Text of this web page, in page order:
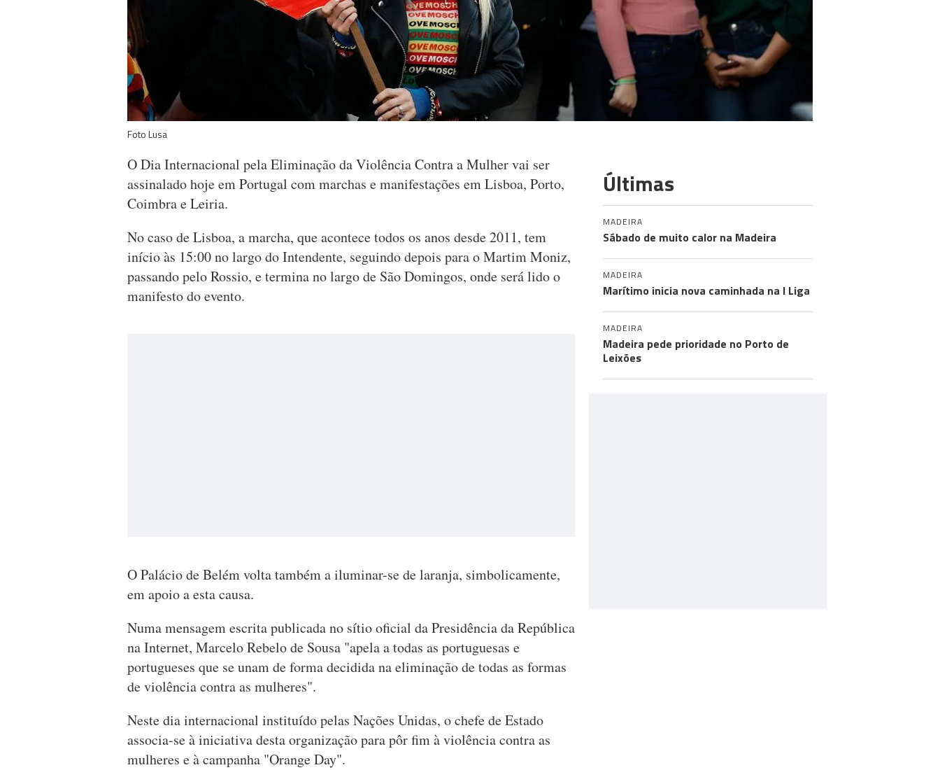
Foto Lusa
O Dia Internacional pela Eliminação da Violência Contra a Mulher vai ser
assinalado hoje em Portugal com marchas e manifestações em Lisboa, Porto,
Coimbra e Leiria.
No caso de Lisboa, a marcha, que acontece todos os anos desde 2011, tem
início às 15:00 no largo do Intendente, seguindo depois para o Martim Moniz,
passando pelo Rossio, e termina no largo de São Domingos, onde será lido o
manifesto do evento.
O Palácio de Belém volta também a iluminar-se de laranja, simbolicamente,
em apoio a esta causa.
Numa mensagem escrita publicada no sítio oficial da Presidência da República
na Internet, Marcelo Rebelo de Sousa "apela a todas as portuguesas e
portugueses que se unam de forma decidida na eliminação de todas as formas
de violência contra as mulheres".
Neste dia internacional instituído pelas Nações Unidas, o chefe de Estado
associa-se à iniciativa desta organização para pôr fim à violência contra as
mulheres e à campanha "Orange Day".
Últimas
MADEIRA
Sábado de muito calor na Madeira
MADEIRA
Marítimo inicia nova caminhada na I Liga
MADEIRA
Madeira pede prioridade no Porto de
Leixões